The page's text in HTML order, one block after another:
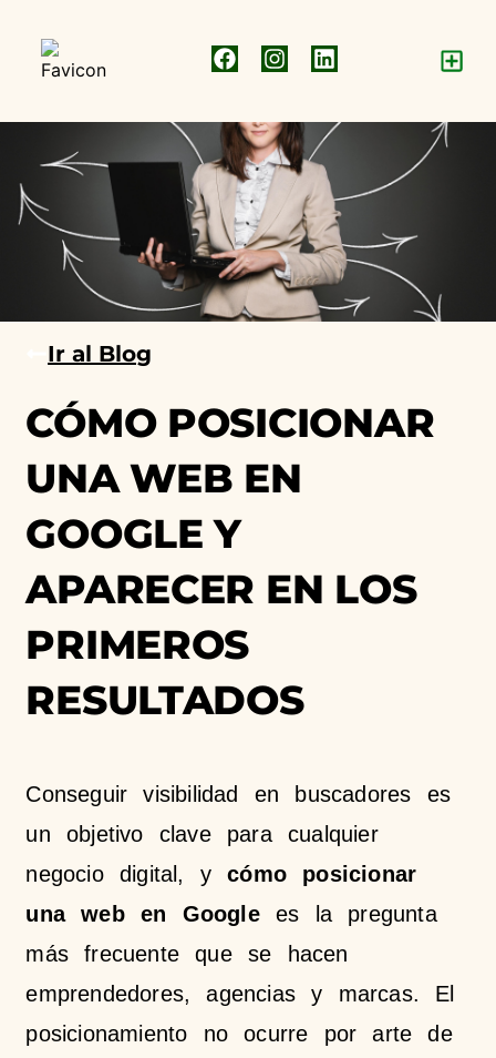
Ir al Blog
agosto 5, 2025 Google My Business
CÓMO POSICIONAR
UNA WEB EN
GOOGLE Y
APARECER EN LOS
PRIMEROS
RESULTADOS
Conseguir visibilidad en buscadores es
un objetivo clave para cualquier
negocio digital, ycómo posicionar
una web en Googlees la pregunta
más frecuente que se hacen
emprendedores, agencias y marcas. El
posicionamiento no ocurre por arte de